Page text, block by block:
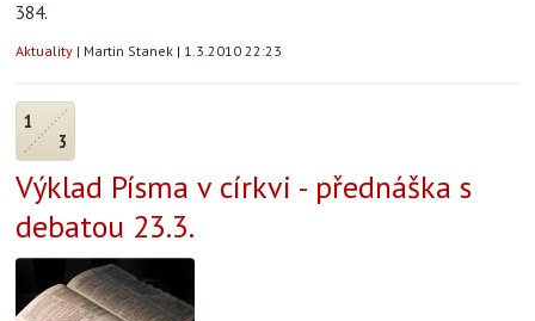
384.
Aktuality | Martin Stanek | 1.3.2010 22:23
1
3
Výklad Písma v církvi - přednáška s
debatou 23.3.